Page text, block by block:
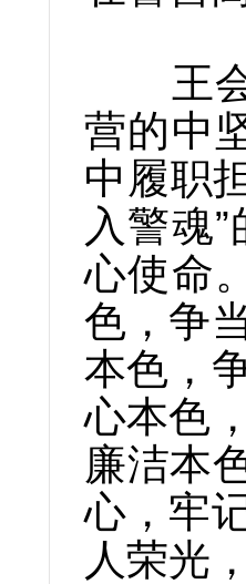
王会
营的中
中履职
入警魂
心使命
色，争
本色，
心本色
廉洁本
心，牢
人荣光